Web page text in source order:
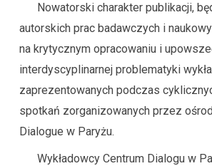
Nowatorski charakter publikacji,
autorskich prac badawczych i
na krytycznym opracowaniu i
interdyscyplinarnej problematyki
zaprezentowanych podczas
spotkań zorganizowanych przez
Dialogue w Paryżu.
Wykładowcy Centrum Dialogu w